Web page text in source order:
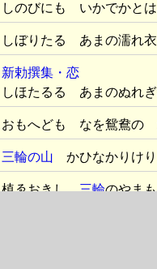
しのびにも いかでかと
しぼりたる あまの濡れ
新勅撰集・恋
しほたるる あまのぬれ
おもへども なを鴛鴦の
三輪の山 かひなかりけ
植ゑおきし三輪のやま